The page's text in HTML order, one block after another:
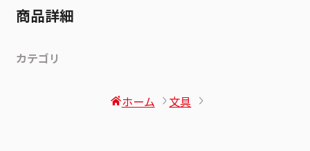
商品詳細
カテゴリ
ホーム 文具